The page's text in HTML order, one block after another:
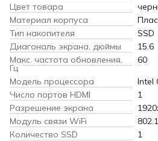
Цвет товара
Материал корпуса
Тип накопителя
SSD
Диагональ экрана, дюймы
15.6
Макс. частота обновления,
Гц
60
Модель процессора
Intel
Число портов HDMI
1
Разрешение экрана
Модуль связи WiFi
Количество SSD
1